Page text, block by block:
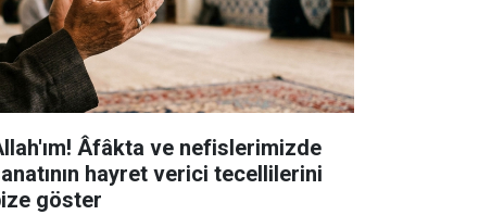
Âfâkta ve nefislerimizde
hayret verici tecellilerini
göster